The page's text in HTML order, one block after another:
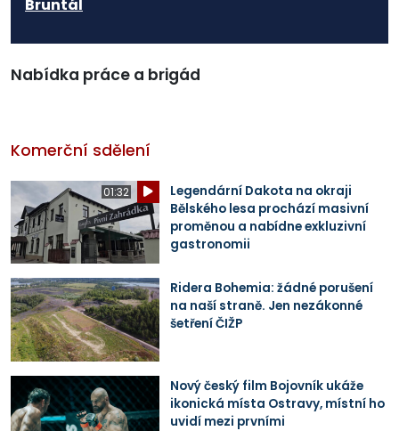
Bruntál
Nabídka práce a brigád
Komerční sdělení
01:32
Legendární Dakota na okraji
Bělského lesa prochází masivní
proměnou a nabídne exkluzivní
gastronomii
Ridera Bohemia: žádné porušení
na naší straně. Jen nezákonné
šetření ČIŽP
Nový český film Bojovník ukáže
ikonická místa Ostravy, místní ho
uvidí mezi prvními